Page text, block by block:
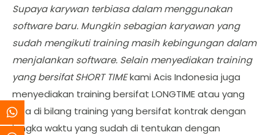
Supaya karywan terbiasa dalam menggunakan
software baru. Mungkin sebagian karyawan yang
sudah mengikuti training masih kebingungan dalam
menjalankan software. Selain menyediakan training
yang bersifat SHORT TIMEkami Acis Indonesia juga
menyediakan training bersifat LONGTIME atau yang
bisa di bilang training yang bersifat kontrak dengan
jangka waktu yang sudah di tentukan dengan